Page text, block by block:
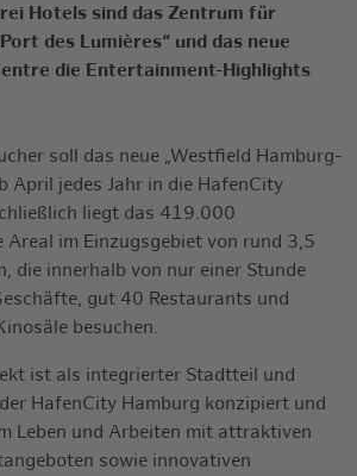
Hotels sind das Zentrum für
des Lumières“ und das neue
die Entertainment-Highlights
soll das neue „Westfield Hamburg-
April jedes Jahr in die HafenCity
liegt das 419.000
Areal im Einzugsgebiet von rund 3,5
die innerhalb von nur einer Stunde
gut 40 Restaurants und
besuchen.
ist als integrierter Stadtteil und
HafenCity Hamburg konzipiert und
Leben und Arbeiten mit attraktiven
sowie innovativen